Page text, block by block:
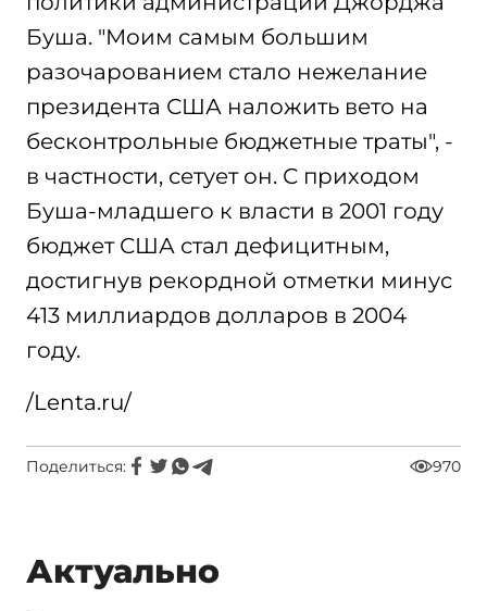
Буша. "Моим самым большим
разочарованием стало нежелание
президента США наложить вето на
бесконтрольные бюджетные траты", -
в частности, сетует он. С приходом
Буша-младшего к власти в 2001 году
бюджет США стал дефицитным,
достигнув рекордной отметки минус
413 миллиардов долларов в 2004
году.
/Lenta.ru/
Поделиться: 970
Актуально